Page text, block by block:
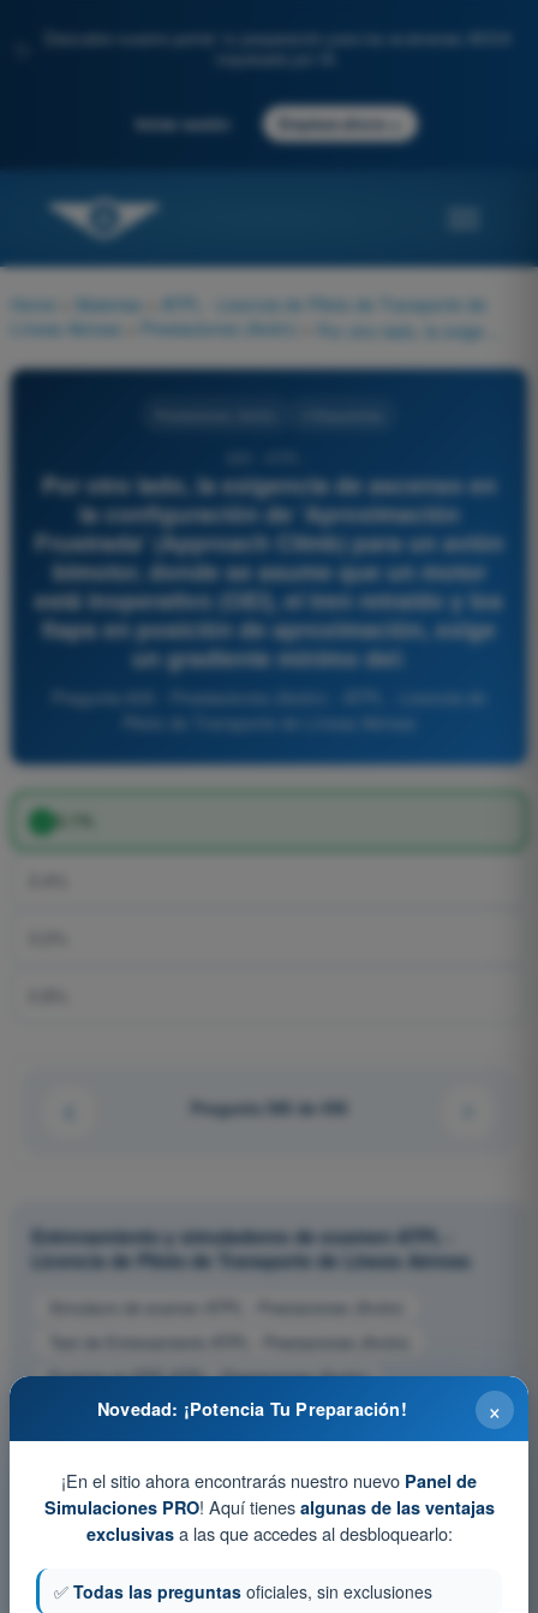
Descubre nuestro portal: tu preparación para los exámenes AESA
Iniciar sesión Empieza ahora
Home Materias
ATPL - Licencia de Piloto de Transporte de
Líneas Aéreas
Prestaciones (Avión)
Por otro lado, la exigencia de ascenso en
la configuración de 'Aproximación
Frustrada' (Approach Climb) para un avión
bimotor, donde se asume que un motor
está inoperativo (OEI), el tren retraído y los
flaps en posición de aproximación, exige
un gradiente mínimo del:
Pregunta 835 - Prestaciones (Avión) - ATPL - Licencia de
2.1%
Pregunta 360 de 450
Entrenamiento y simuladores de examen ATPL -
Licencia de Piloto de Transporte de Líneas Aéreas
Simulacro de examen ATPL - Prestaciones (Avión)
Test de Entrenamiento ATPL - Prestaciones (Avión)
Examen en PDF ATPL - Prestaciones (Avión)
×
Novedad: ¡Potencia Tu Preparación!
¡En el sitio ahora encontrarás nuestro nuevo Panel de
Simulaciones PRO! Aquí tienes algunas de las ventajas
exclusivasa las que accedes al desbloquearlo:
✅ Todas las preguntas oficiales, sin exclusiones